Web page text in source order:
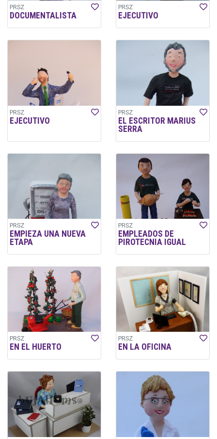
PRSZ
DOCUMENTALISTA
PRSZ
EJECUTIVO
PRSZ
EJECUTIVO
PRSZ
EL ESCRITOR MARIUS
SERRA
PRSZ
EMPIEZA UNA NUEVA
ETAPA
PRSZ
EMPLEADOS DE
PIROTECNIA IGUAL
PRSZ
EN EL HUERTO
PRSZ
EN LA OFICINA